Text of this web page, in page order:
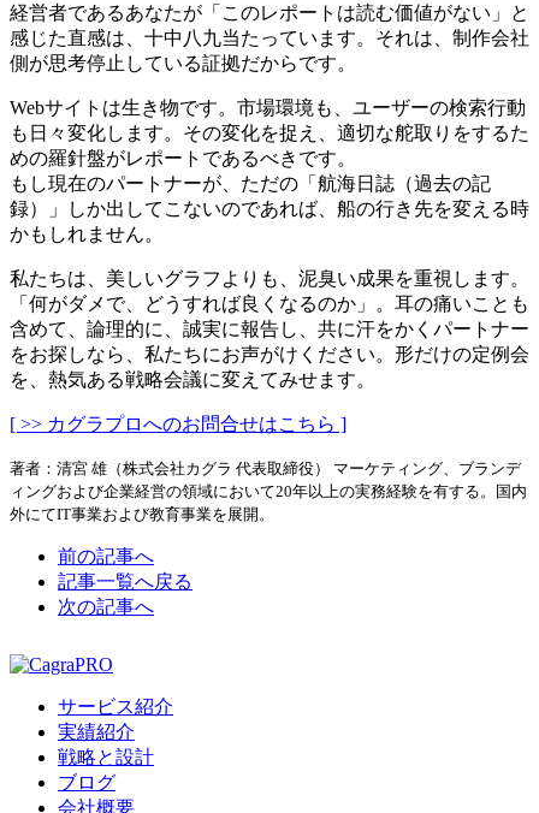
経営者であるあなたが「このレポートは読む価値がない」と
感じた直感は、十中八九当たっています。それは、制作会社
側が思考停止している証拠だからです。
Webサイトは生き物です。市場環境も、ユーザーの検索行動
も日々変化します。その変化を捉え、適切な舵取りをするた
めの羅針盤がレポートであるべきです。
もし現在のパートナーが、ただの「航海日誌（過去の記
録）」しか出してこないのであれば、船の行き先を変える時
かもしれません。
私たちは、美しいグラフよりも、泥臭い成果を重視します。
「何がダメで、どうすれば良くなるのか」。耳の痛いことも
含めて、論理的に、誠実に報告し、共に汗をかくパートナー
をお探しなら、私たちにお声がけください。形だけの定例会
を、熱気ある戦略会議に変えてみせます。
[ >> カグラプロへのお問合せはこちら ]
著者：清宮 雄（株式会社カグラ 代表取締役） マーケティング、ブランデ
ィングおよび企業経営の領域において20年以上の実務経験を有する。国内
外にてIT事業および教育事業を展開。
前の記事へ
記事一覧へ戻る
次の記事へ
サービス紹介
実績紹介
戦略と設計
ブログ
会社概要